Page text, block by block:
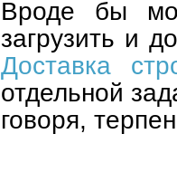
Вроде бы
загрузить и
Доставка
отдельной
говоря,